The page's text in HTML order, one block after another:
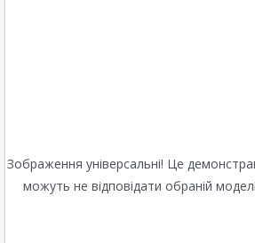
Зображення універсальні! Це
можуть не відповідати обраній